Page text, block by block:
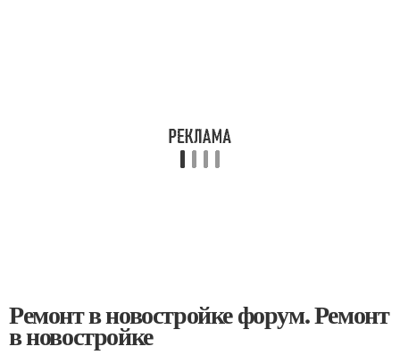
Ремонт в новостройке форум. Ремонт
в новостройке